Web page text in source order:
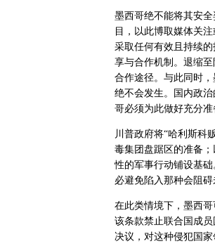
墨西哥绝不能将其安
目，以此博取媒体关
采取任何有效且持续
享与合作机制。退缩
合作途径。与此同时
绝不会发生。国内政
哥必须为此做好充分准
川普政府将“哈利斯科
毒集团盘踞区的准备
性的军事行动铺设基
必避免陷入那种会阻
在此类情境下，墨西
该条款禁止联合国成
决议，对这种侵犯国